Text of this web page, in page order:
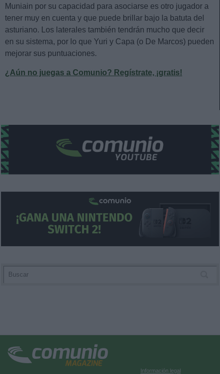
Muniain por su capacidad para asociarse es otro jugador a
tener muy en cuenta y que puede brillar bajo la batuta del
asturiano. Los laterales también tendrán mucho que decir
en su sistema, por lo que Yuri y Capa (o De Marcos) pueden
mejorar sus puntuaciones.
¿Aún no juegas a Comunio? Regístrate, ¡gratis!
Información legal